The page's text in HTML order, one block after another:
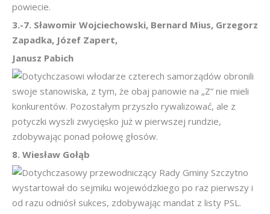
powiecie.
3.-7. Sławomir Wojciechowski, Bernard Mius, Grzegorz
Zapadka, Józef Zapert,
Janusz Pabich
Dotychczasowi włodarze czterech samorządów obronili
swoje stanowiska, z tym, że obaj panowie na „Z” nie mieli
konkurentów. Pozostałym przyszło rywalizować, ale z
potyczki wyszli zwycięsko już w pierwszej rundzie,
zdobywając ponad połowę głosów.
8. Wiesław Gołąb
Dotychczasowy przewodniczący Rady Gminy Szczytno
wystartował do sejmiku wojewódzkiego po raz pierwszy i
od razu odniósł sukces, zdobywając mandat z listy PSL.